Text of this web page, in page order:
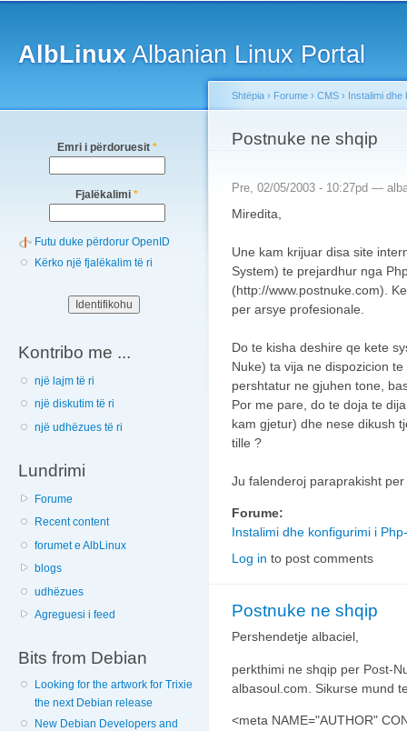
AlbLinuxAlbanian Linux Portal
Emri i përdoruesit *
Fjalëkalimi *
Futu duke përdorur OpenID
Kërko një fjalëkalim të ri
Kontribo me ...
një lajm të ri
një diskutim të ri
një udhëzues të ri
Lundrimi
Forume
Recent content
forumet e AlbLinux
blogs
udhëzues
Agreguesi i feed
Bits from Debian
Looking for the artwork for Trixie
the next Debian release
New Debian Developers and
You are here
Shtëpia › Forume › CMS › Instalimi dhe
Postnuke ne shqip
Pre, 02/05/2003 - 10:27pd —
Miredita,
Une kam krijuar disa site
System) te prejardhur nga
(http://www.postnuke.com).
per arsye profesionale.
Do te kisha deshire qe kete
Nuke) ta vija ne dispozicion
pershtatur ne gjuhen tone,
Por me pare, do te doja te
kam gjetur) dhe nese dikush
tille ?
Ju falenderoj paraprakisht
Forume:
Instalimi dhe konfigurimi i
Log in to post comments
Postnuke ne shqip
Pershendetje albaciel,
perkthimi ne shqip per Post-
albasoul.com. Sikurse mund
<meta NAME="AUTHOR"